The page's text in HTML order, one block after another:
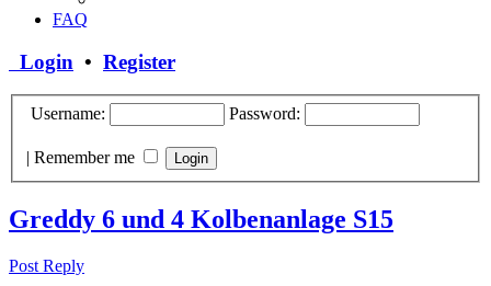
FAQ
Login • Register
Username: Password:
| Remember me
Greddy 6 und 4 Kolbenanlage S15
Post Reply